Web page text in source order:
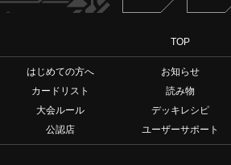
TOP
はじめての方へ お知らせ
カードリスト
読み物
大会ルール
デッキレシピ
公認店
ユーザーサポート